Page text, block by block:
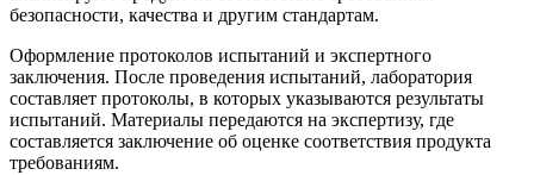
безопасности, качества и другим стандартам.
Оформление протоколов испытаний и экспертного
заключения. После проведения испытаний, лаборатория
составляет протоколы, в которых указываются результаты
испытаний. Материалы передаются на экспертизу, где
составляется заключение об оценке соответствия продукта
требованиям.